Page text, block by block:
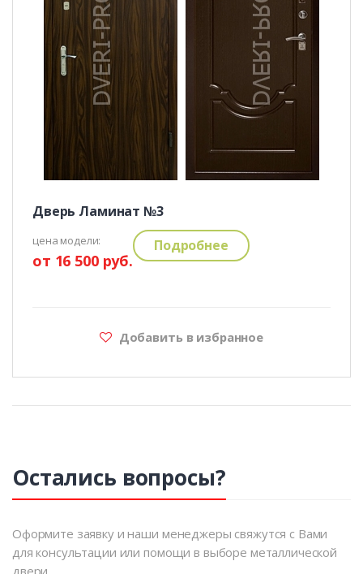
Дверь Ламинат №3
цена модели:
от 16 500 руб.
Подробнее
Добавить в избранное
Остались вопросы?
Оформите заявку и наши менеджеры свяжутся с Вами
для консультации или помощи в выборе металлической